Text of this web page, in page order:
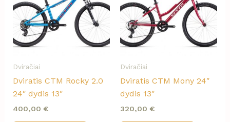
Dviračiai
Dviratis CTM Rocky 2.0
24″ dydis 13″
400,00 €
Dviračiai
Dviratis CTM Mony 24″
dydis 13″
320,00 €